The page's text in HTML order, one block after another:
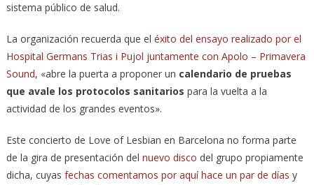
sistema público de salud.
La organización recuerda que el éxito del ensayo realizado por el
Hospital Germans Trias i Pujol juntamente con Apolo – Primavera
Sound, «abre la puerta a proponer un calendario de pruebas
que avale los protocolos sanitarios para la vuelta a la
actividad de los grandes eventos».
Este concierto de Love of Lesbian en Barcelona no forma parte
de la gira de presentación del nuevo disco del grupo propiamente
dicha, cuyas fechas comentamos por aquí hace un par de días y